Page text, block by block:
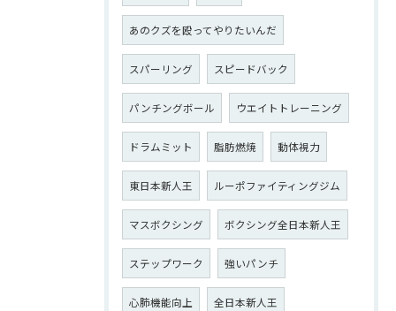
あのクズを殴ってやりたいんだ
スパーリング スピードバック
パンチングボール ウエイトトレーニング
ドラムミット 脂肪燃焼 動体視力
東日本新人王 ルーポファイティングジム
マスボクシング ボクシング全日本新人王
ステップワーク 強いパンチ
心肺機能向上 全日本新人王